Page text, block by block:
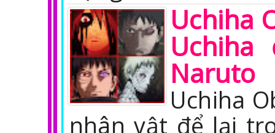
Uchiha
Naruto
Uchiha
nhân vật để lại